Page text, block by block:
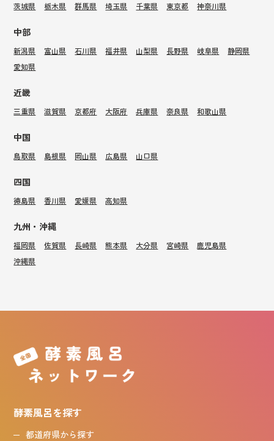
茨城県 栃木県 群馬県 埼玉県 千葉県 東京都 神奈川県
中部
新潟県 富山県 石川県 福井県 山梨県 長野県 岐阜県
静岡県
愛知県
近畿
三重県 滋賀県 京都府 大阪府 兵庫県 奈良県 和歌山県
中国
鳥取県 島根県 岡山県 広島県 山口県
四国
徳島県 香川県 愛媛県 高知県
九州・沖縄
福岡県 佐賀県 長崎県 熊本県 大分県 宮崎県
鹿児島県
沖縄県
酵素風呂を探す
都道府県から探す